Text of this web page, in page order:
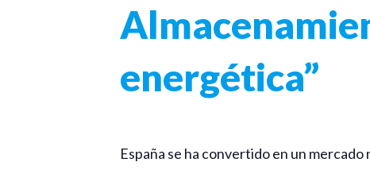
energética”
España se ha convertido en un